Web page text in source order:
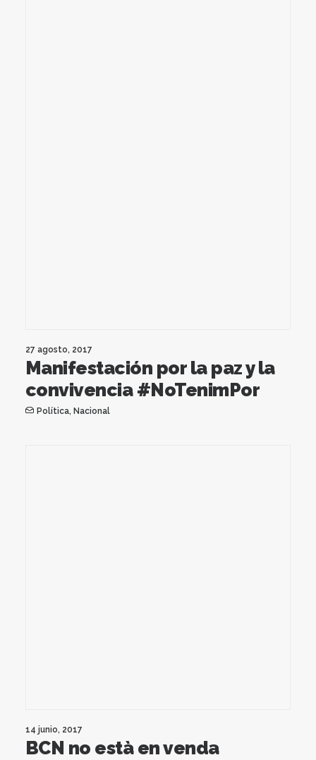
27 agosto, 2017
Manifestación por la paz y la
convivencia #NoTenimPor
Política, Nacional
14 junio, 2017
BCN no està en venda